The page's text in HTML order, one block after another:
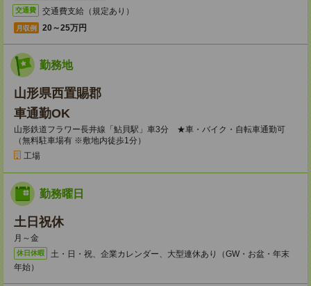
交通費 交通費支給（規定あり）
月収例 20～25万円
勤務地
山形県西置賜郡
車通勤OK
山形鉄道フラワー長井線「鮎貝駅」車3分 ★車・バイク・自転車通勤可
（無料駐車場有 ※敷地内徒歩1分）
工場
勤務曜日
土日祝休
月～金
休日休暇
土・日・祝、企業カレンダー、大型連休あり（GW・お盆・年末
年始）